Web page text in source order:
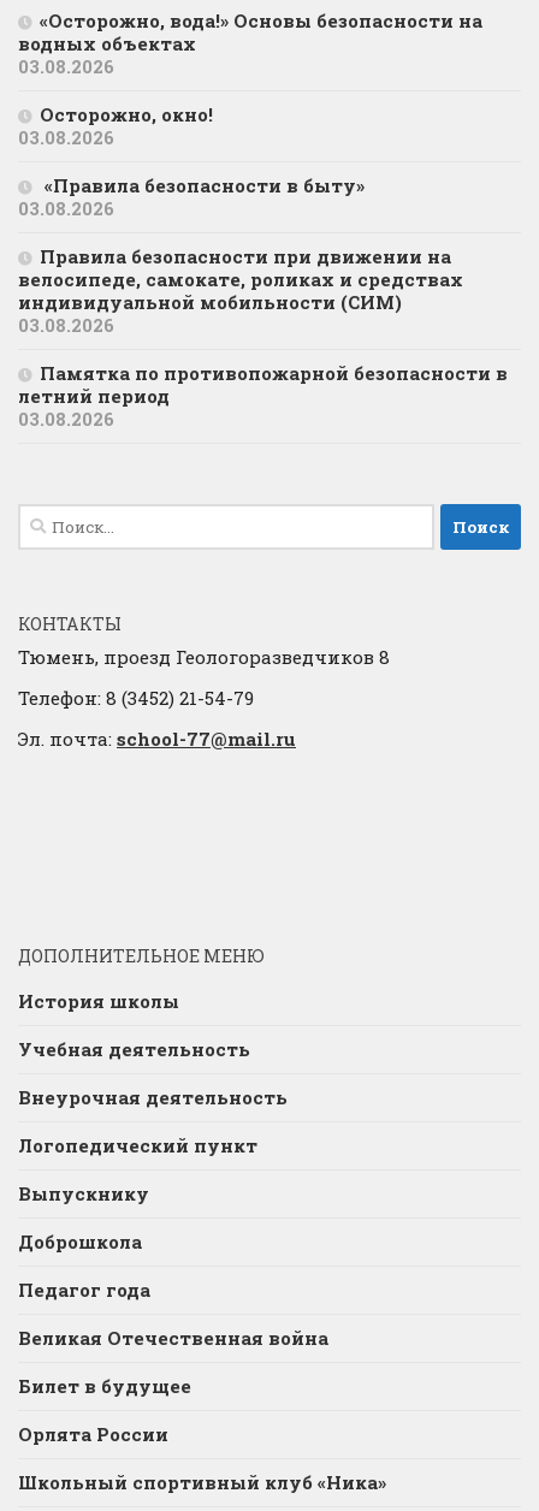
«Осторожно, вода!» Основы безопасности на
водных объектах
03.08.2026
Осторожно, окно!
03.08.2026
«Правила безопасности в быту»
03.08.2026
Правила безопасности при движении на
велосипеде, самокате, роликах и средствах
индивидуальной мобильности (СИМ)
03.08.2026
Памятка по противопожарной безопасности в
летний период
03.08.2026
Найти:
КОНТАКТЫ
Тюмень, проезд Геологоразведчиков 8
Телефон: 8 (3452) 21-54-79
Эл. почта: school-77@mail.ru
ДОПОЛНИТЕЛЬНОЕ МЕНЮ
История школы
Учебная деятельность
Внеурочная деятельность
Логопедический пункт
Выпускнику
Доброшкола
Педагог года
Великая Отечественная война
Билет в будущее
Орлята России
Школьный спортивный клуб «Ника»